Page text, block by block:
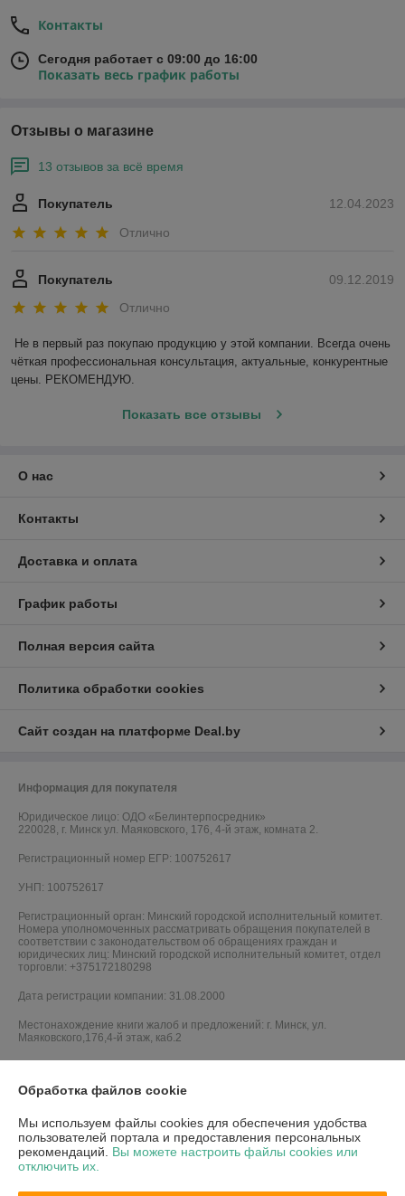
Контакты
Сегодня работает с 09:00 до 16:00
Показать весь график работы
Отзывы о магазине
13 отзывов за всё время
12.04.2023
Покупатель
Отлично
09.12.2019
Покупатель
Отлично
Не в первый раз покупаю продукцию у этой компании. Всегда очень
чёткая профессиональная консультация, актуальные, конкурентные
цены. РЕКОМЕНДУЮ.
Показать все отзывы
О нас
Контакты
Доставка и оплата
График работы
Полная версия сайта
Политика обработки cookies
Сайт создан на платформе Deal.by
Информация для покупателя
Юридическое лицо: ОДО «Белинтерпосредник»
220028, г. Минск ул. Маяковского, 176, 4-й этаж, комната 2.
Регистрационный номер ЕГР: 100752617
УНП: 100752617
Регистрационный орган: Минский городской исполнительный комитет.
Номера уполномоченных рассматривать обращения покупателей в
соответствии с законодательством об обращениях граждан и
юридических лиц: Минский городской исполнительный комитет, отдел
торговли: +375172180298
Дата регистрации компании: 31.08.2000
Местонахождение книги жалоб и предложений: г. Минск, ул.
Маяковского,176,4-й этаж, каб.2
Обработка файлов cookie
Мы используем файлы cookies для обеспечения удобства
пользователей портала и предоставления персональных
рекомендаций. Вы можете настроить файлы cookies или
отключить их.